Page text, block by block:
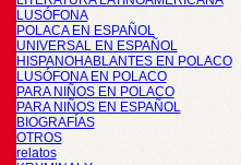
LUSÓFONA
POLACA EN ESPAÑOL
UNIVERSAL EN ESPAÑOL
HISPANOHABLANTES EN POLACO
LUSÓFONA EN POLACO
PARA NIÑOS EN POLACO
PARA NIÑOS EN ESPAÑOL
BIOGRAFÍAS
OTROS
relatos